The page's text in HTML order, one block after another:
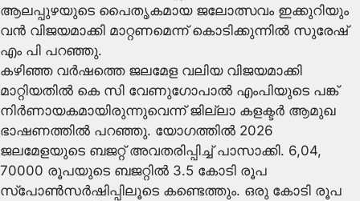
ആലപ്പുഴയുടെ പൈതൃകമായ ജലോത്സവം ഇക്കുറിയും
വൻ വിജയമാക്കി മാറ്റണമെന്ന് കൊടിക്കുന്നിൽ സുരേഷ്
എം പി പറഞ്ഞു.
കഴിഞ്ഞ വർഷത്തെ ജലമേള വലിയ വിജയമാക്കി
മാറ്റിയതിൽ കെ സി വേണുഗോപാൽ എംപിയുടെ പങ്ക്
നിർണായകമായിരുന്നുവെന്ന് ജില്ലാ കളക്ടർ ആമുഖ
ഭാഷണത്തിൽ പറഞ്ഞു. യോഗത്തിൽ 2026
ജലമേളയുടെ ബജറ്റ് അവതരിപ്പിച്ച് പാസാക്കി. 6,04,
70000 രൂപയുടെ ബജറ്റിൽ 3.5 കോടി രൂപ
സ്പോൺസർഷിപ്പിലൂടെ കണ്ടെത്തും. ഒരു കോടി രൂപ